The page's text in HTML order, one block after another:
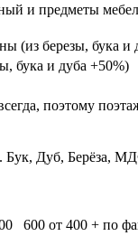
и предметы
(из березы, бука и
бука и дуба +50%)
поэтому
Бук, Дуб, Берёза,
600 от 400 + по